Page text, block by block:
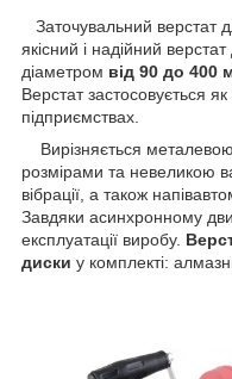
Заточувальний верстат
якісний і надійний
діаметром від 90 до 400
Верстат застосовується
підприємствах.
Вирізняється
розмірами та невеликою
вібрації, а також
Завдяки асинхронному
експлуатації виробу.
диски у комплекті: